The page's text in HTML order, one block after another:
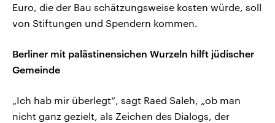
Euro, die der Bau schätzungsweise kosten würde, soll
von Stiftungen und Spendern kommen.
Berliner mit palästinensichen Wurzeln hilft jüdischer
Gemeinde
„Ich hab mir überlegt“, sagt Raed Saleh, „ob man
nicht ganz gezielt, als Zeichen des Dialogs, der